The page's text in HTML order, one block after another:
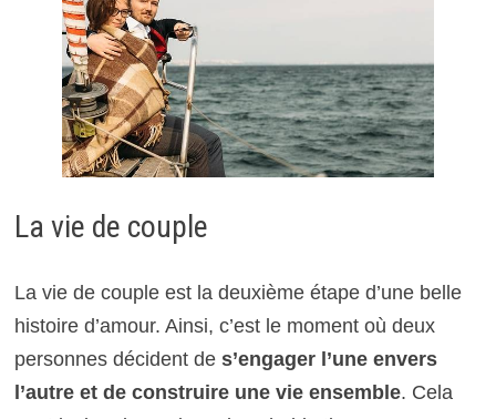
La vie de couple
La vie de couple est la deuxième étape d’une belle
histoire d’amour. Ainsi, c’est le moment où deux
personnes décident de s’engager l’une envers
l’autre et de construire une vie ensemble. Cela